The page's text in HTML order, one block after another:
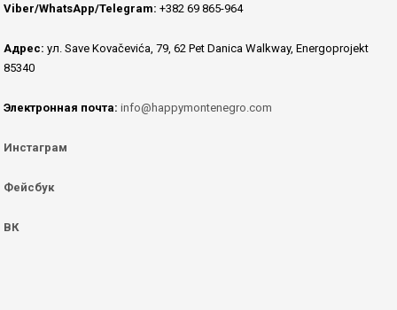
Viber/WhatsApp/Telegram: +382 69 865-964
Адрес: ул. Save Kovačevića, 79, 62 Pet Danica Walkway, Energoprojekt
85340
Электронная почта: info@happymontenegro.com
Инстаграм
Фейсбук
ВК